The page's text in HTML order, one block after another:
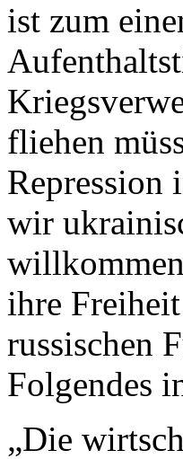
ist zum
fliehen
Repression
wir
ihre
russischen
Folgendes
„Die